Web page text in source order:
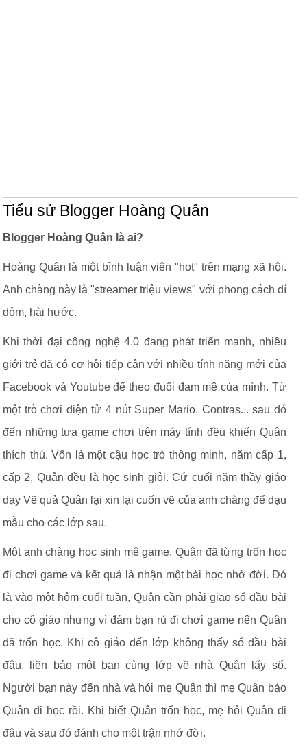
Tiểu sử Blogger Hoàng Quân
Blogger Hoàng Quân là ai?
Hoàng Quân là một bình luận viên "hot" trên mạng xã hội.
Anh chàng này là "streamer triệu views" với phong cách dí
dỏm, hài hước.
Khi thời đại công nghệ 4.0 đang phát triển mạnh, nhiều
giới trẻ đã có cơ hội tiếp cận với nhiều tính năng mới của
Facebook và Youtube để theo đuổi đam mê của mình. Từ
một trò chơi điện tử 4 nút Super Mario, Contras... sau đó
đến những tựa game chơi trên máy tính đều khiến Quân
thích thú. Vốn là một cậu học trò thông minh, năm cấp 1,
cấp 2, Quân đều là học sinh giỏi. Cứ cuối năm thầy giáo
dạy Vẽ quả Quân lại xin lại cuốn vẽ của anh chàng để dạu
mẫu cho các lớp sau.
Một anh chàng học sinh mê game, Quân đã từng trốn học
đi chơi game và kết quả là nhận một bài học nhớ đời. Đó
là vào một hôm cuối tuần, Quân cần phải giao sổ đầu bài
cho cô giáo nhưng vì đám bạn rủ đi chơi game nên Quân
đã trốn học. Khi cô giáo đến lớp không thấy sổ đầu bài
đâu, liền bảo một bạn cùng lớp về nhà Quân lấy sổ.
Người bạn này đến nhà và hỏi mẹ Quân thì mẹ Quân bảo
Quân đi học rồi. Khi biết Quân trốn học, mẹ hỏi Quân đi
đâu và sau đó đánh cho một trận nhớ đời.